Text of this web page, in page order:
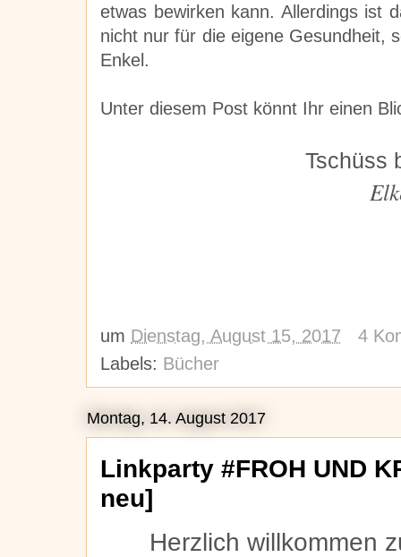
etwas bewirken kann. Allerdings ist
nicht nur für die eigene Gesundheit,
Enkel.
Unter diesem Post könnt Ihr einen
Tschüss
um Dienstag, August 15, 2017
4
Labels: Bücher
Montag, 14. August 2017
Linkparty #FROH UND
neu]
Herzlich willkommen